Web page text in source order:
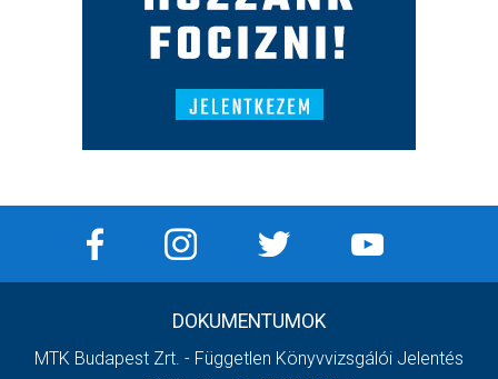
DOKUMENTUMOK
MTK Budapest Zrt. - Független Könyvvizsgálói Jelentés